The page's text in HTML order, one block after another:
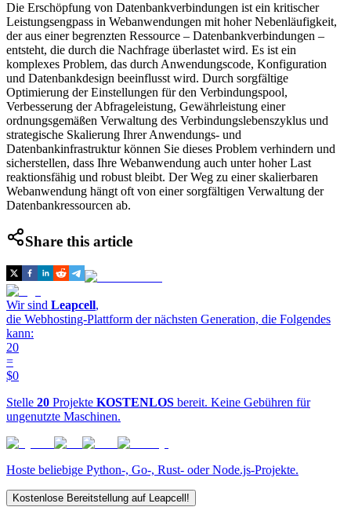
Die Erschöpfung von Datenbankverbindungen ist ein kritischer
Leistungsengpass in Webanwendungen mit hoher Nebenläufigkeit,
der aus einer begrenzten Ressource – Datenbankverbindungen –
entsteht, die durch die Nachfrage überlastet wird. Es ist ein
komplexes Problem, das durch Anwendungscode, Konfiguration
und Datenbankdesign beeinflusst wird. Durch sorgfältige
Optimierung der Einstellungen für den Verbindungspool,
Verbesserung der Abfrageleistung, Gewährleistung einer
ordnungsgemäßen Verwaltung des Verbindungslebenszyklus und
strategische Skalierung Ihrer Anwendungs- und
Datenbankinfrastruktur können Sie dieses Problem verhindern und
sicherstellen, dass Ihre Webanwendung auch unter hoher Last
reaktionsfähig und robust bleibt. Der Weg zu einer skalierbaren
Webanwendung hängt oft von einer sorgfältigen Verwaltung der
Datenbankressourcen ab.
Share this article
Wir sind Leapcell,
die Webhosting-Plattform der nächsten Generation, die Folgendes
kann:
20
=
$0
Stelle 20 Projekte KOSTENLOS bereit. Keine Gebühren für
ungenutzte Maschinen.
Hoste beliebige Python-, Go-, Rust- oder Node.js-Projekte.
Kostenlose Bereitstellung auf Leapcell!